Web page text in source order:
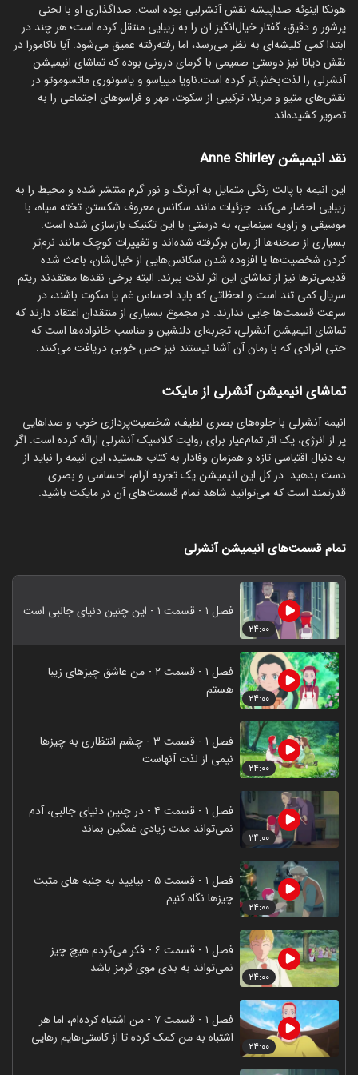
هونکا اینوئه صداپیشه نقش آنشرلبی بوده است. صداگذاری او با لحنی
پرشور و دقیق، گفتار خیال‌انگیز آن را به زیبایی منتقل کرده است؛ هر چند در
ابتدا کمی کلیشه‌ای به نظر می‌رسد، اما رفته‌رفته عمیق می‌شود. آیا ناکامورا در
نقش دیانا نیز دوستی صمیمی با گرمای درونی بوده که تماشای انیمیشن
آنشرلی را لذت‌بخش‌تر کرده است.ناویا مییاسو و یاسونوری ماتسوموتو در
نقش‌های متیو و مریلا، ترکیبی از سکوت، مهر و فراسوهای اجتماعی را به
تصویر کشیده‌اند.
نقد انیمیشن Anne Shirley
این انیمه با پالت رنگی متمایل به آبرنگ و نور گرم منتشر شده و محیط را به
زیبایی احضار می‌کند. جزئیات مانند سکانس معروف شکستن تخته سیاه، با
موسیقی و زاویه سینمایی، به درستی با این تکنیک بازسازی شده است.
بسیاری از صحنه‌ها از رمان برگرفته شده‌اند و تغییرات کوچک مانند نرم‌تر
کردن شخصیت‌ها یا افزوده شدن سکانس‌هایی از خیال‌شان، باعث شده
قدیمی‌ترها نیز از تماشای این اثر لذت ببرند. البته برخی نقدها معتقدند ریتم
سریال کمی تند است و لحظاتی که باید احساس غم یا سکوت باشند، در
سرعت قسمت‌ها جایی ندارند. در مجموع بسیاری از منتقدان اعتقاد دارند که
تماشای انیمیشن آنشرلی، تجربه‌ای دلنشین و مناسب خانواده‌ها است که
حتی افرادی که با رمان آن آشنا نیستند نیز حس خوبی دریافت می‌کنند.
تماشای انیمیشن آنشرلی از مایکت
انیمه آنشرلی با جلوه‌های بصری لطیف، شخصیت‌پردازی خوب و صداهایی
پر از انرژی، یک اثر تمام‌عیار برای روایت کلاسیک آنشرلی ارائه کرده است. اگر
به دنبال اقتباسی تازه و همزمان وفادار به کتاب هستید، این انیمه را نباید از
دست بدهید. در کل این انیمیشن یک تجربه آرام، احساسی و بصری
قدرتمند است که می‌توانید شاهد تمام قسمت‌های آن در مایکت باشید.
تمام قسمت‌های انیمیشن آنشرلی
۲۴:۰۰
فصل ۱ - قسمت ۱ - این چنین دنیای جالبی است
۲۴:۰۰
فصل ۱ - قسمت ۲ - من عاشق چیزهای زیبا
هستم
۲۴:۰۰
فصل ۱ - قسمت ۳ - چشم انتظاری به چیزها
نیمی از لذت آنهاست
۲۴:۰۰
فصل ۱ - قسمت ۴ - در چنین دنیای جالبی، آدم
نمی‌تواند مدت زیادی غمگین بماند
۲۴:۰۰
فصل ۱ - قسمت ۵ - بیایید به جنبه‌ های مثبت
چیزها نگاه کنیم
۲۴:۰۰
فصل ۱ - قسمت ۶ - فکر می‌کردم هیچ چیز
نمی‌تواند به بدی موی قرمز باشد
۲۴:۰۰
فصل ۱ - قسمت ۷ - من اشتباه کرده‌ام، اما هر
اشتباه به من کمک کرده تا از کاستی‌هایم رهایی